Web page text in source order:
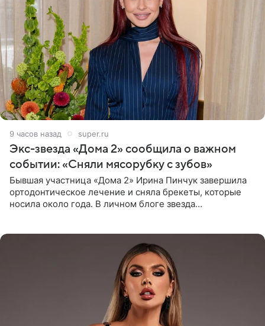
9 часов назад super.ru
Экс-звезда «Дома 2» сообщила о важном
событии: «Сняли мясорубку с зубов»
Бывшая участница «Дома 2» Ирина Пинчук завершила
ортодонтическое лечение и сняла брекеты, которые
носила около года. В личном блоге звезда